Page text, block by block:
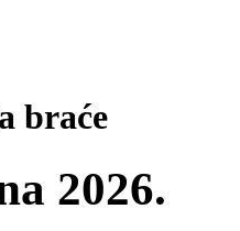
braće
2026.